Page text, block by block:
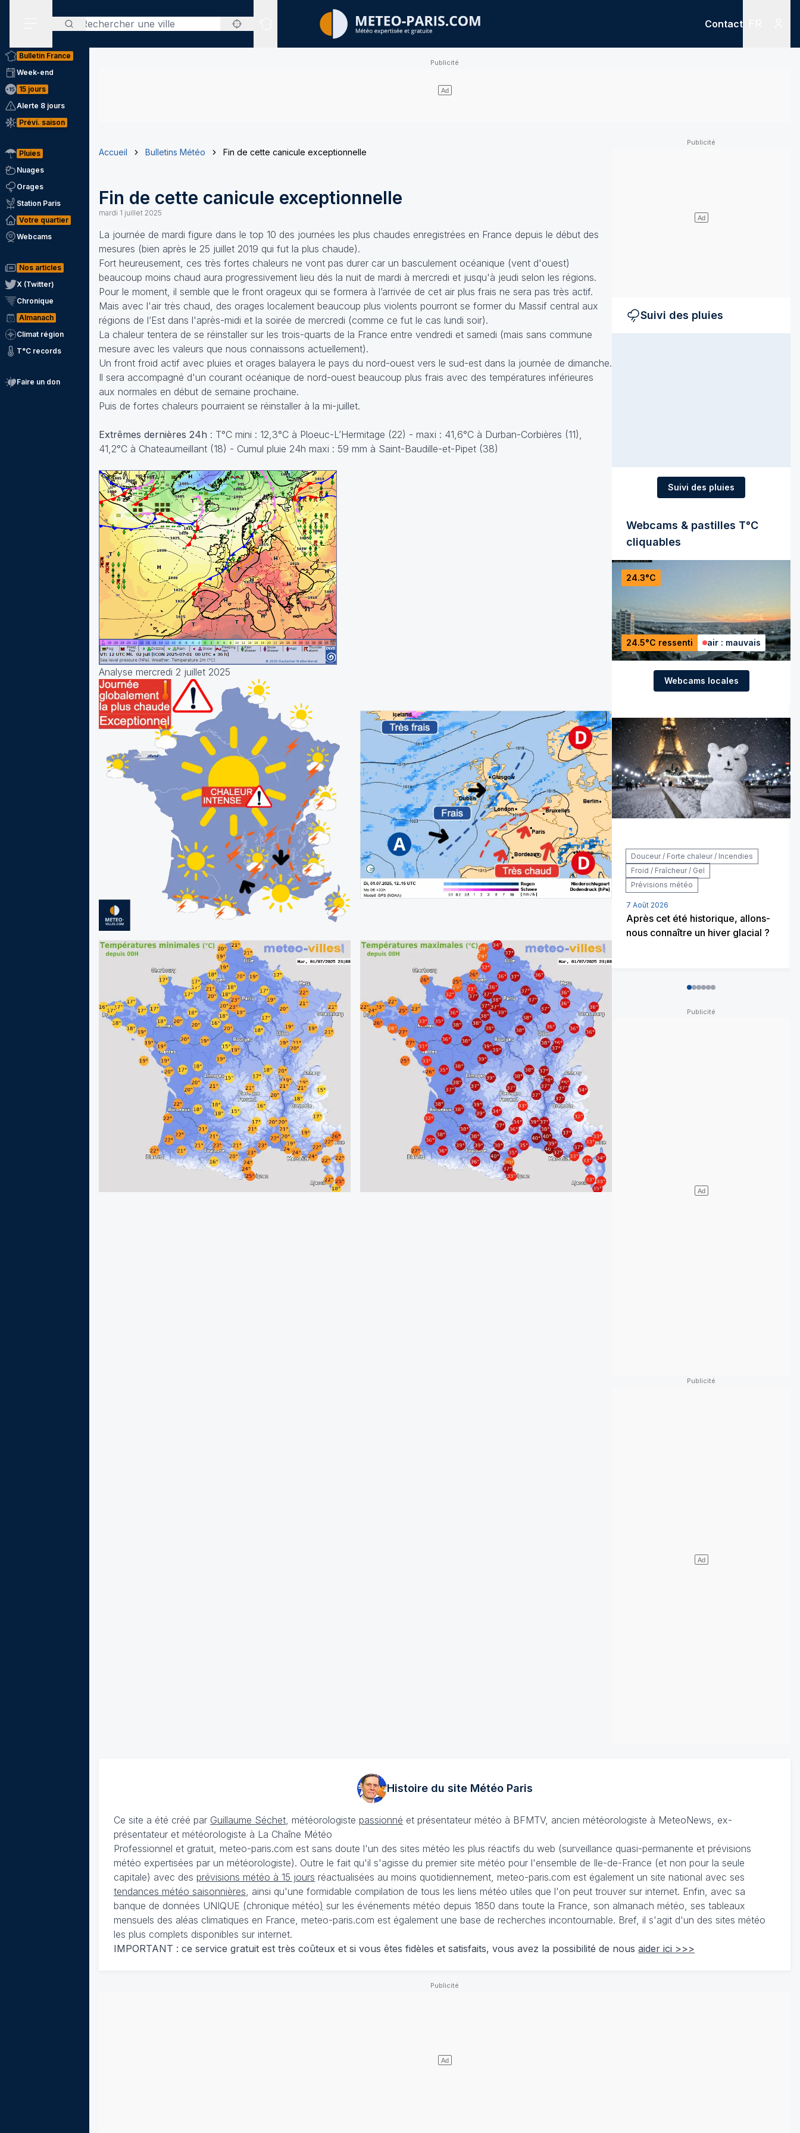
Rechercher
Sites expertisés
Contact
Bulletin France
Week-end
15 jours
Alerte 8 jours
Prévi. saison
Pluies
Nuages
Orages
Station Paris
Votre quartier
Webcams
Nos articles
X (Twitter)
Chronique
Almanach
Climat région
T°C records
Faire un don
Accueil Bulletins Météo Fin de cette canicule exceptionnelle
Fin de cette canicule exceptionnelle
mardi 1 juillet 2025
La journée de mardi figure dans le top 10 des journées les plus chaudes enregistrées en France depuis le début des
mesures (bien après le 25 juillet 2019 qui fut la plus chaude).
Fort heureusement, ces très fortes chaleurs ne vont pas durer car un basculement océanique (vent d'ouest)
beaucoup moins chaud aura progressivement lieu dés la nuit de mardi à mercredi et jusqu'à jeudi selon les régions.
Pour le moment, il semble que le front orageux qui se formera à l’arrivée de cet air plus frais ne sera pas très actif.
Mais avec l'air très chaud, des orages localement beaucoup plus violents pourront se former du Massif central aux
régions de l’Est dans l'après-midi et la soirée de mercredi (comme ce fut le cas lundi soir).
La chaleur tentera de se réinstaller sur les trois-quarts de la France entre vendredi et samedi (mais sans commune
mesure avec les valeurs que nous connaissons actuellement).
Un front froid actif avec pluies et orages balayera le pays du nord-ouest vers le sud-est dans la journée de dimanche.
Il sera accompagné d'un courant océanique de nord-ouest beaucoup plus frais avec des températures inférieures
aux normales en début de semaine prochaine.
Puis de fortes chaleurs pourraient se réinstaller à la mi-juillet.
Extrêmes dernières 24h : T°C mini : 12,3°C à Ploeuc-L’Hermitage (22) - maxi : 41,6°C à Durban-Corbières (11),
41,2°C à Chateaumeillant (18) - Cumul pluie 24h maxi : 59 mm à Saint-Baudille-et-Pipet (38)
Analyse mercredi 2 juillet 2025
Suivi des pluies
Suivi des pluies
Webcams & pastilles T°C
cliquables
24.3°C
24.5°C ressenti air : mauvais
Webcams locales
Douceur / Forte chaleur / Incendies
Froid / Fraîcheur / Gel
Prévisions météo
7 Août 2026
Après cet été historique, allons-
nous connaître un hiver glacial ?
012345
Histoire du site MétéoParis
Ce site a été créé par Guillaume Séchet , météorologiste passionné et présentateur météo à BFMTV, ancien météorologiste à MeteoNews, ex-
présentateur et météorologiste à La Chaîne Météo
Professionnel et gratuit, meteo-paris.com est sans doute l'un des sites météo les plus réactifs du web (surveillance quasi-permanente et prévisions
météo expertisées par un météorologiste). Outre le fait qu'il s'agisse du premier site météo pour l'ensemble de Ile-de-France (et non pour la seule
capitale) avec des prévisions météo à 15 jours réactualisées au moins quotidiennement, meteo-paris.com est également un site national avec ses
tendances météo saisonnières , ainsi qu'une formidable compilation de tous les liens météo utiles que l'on peut trouver sur internet. Enfin, avec sa
banque de données UNIQUE (chronique météo) sur les événements météo depuis 1850 dans toute la France, son almanach météo, ses tableaux
mensuels des aléas climatiques en France, meteo-paris.com est également une base de recherches incontournable. Bref, il s'agit d'un des sites météo
les plus complets disponibles sur internet.
IMPORTANT : ce service gratuit est très coûteux et si vous êtes fidèles et satisfaits, vous avez la possibilité de nous aider ici >>>